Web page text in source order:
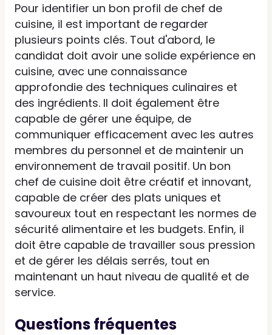
Pour identifier un bon profil de chef de
cuisine, il est important de regarder
plusieurs points clés. Tout d'abord, le
candidat doit avoir une solide expérience en
cuisine, avec une connaissance
approfondie des techniques culinaires et
des ingrédients. Il doit également être
capable de gérer une équipe, de
communiquer efficacement avec les autres
membres du personnel et de maintenir un
environnement de travail positif. Un bon
chef de cuisine doit être créatif et innovant,
capable de créer des plats uniques et
savoureux tout en respectant les normes de
sécurité alimentaire et les budgets. Enfin, il
doit être capable de travailler sous pression
et de gérer les délais serrés, tout en
maintenant un haut niveau de qualité et de
service.
Questions fréquentes